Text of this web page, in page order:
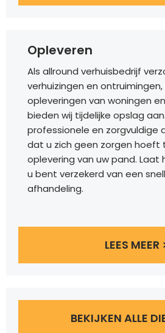
Opleveren
Als allround verhuisbedrijf
verhuizingen en
opleveringen van woningen
bieden wij tijdelijke opslag
professionele en zorgvuldige
dat u zich geen zorgen hoeft
oplevering van uw pand. Laat
u bent verzekerd van een
afhandeling.
LEES MEER
BEKIJKEN ALLE